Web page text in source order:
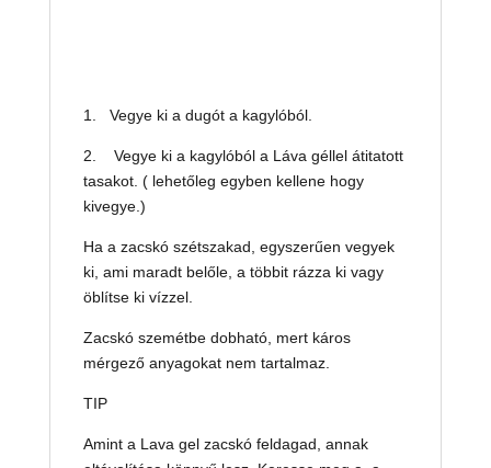
1. Vegye ki a dugót a kagylóból.
2. Vegye ki a kagylóból a Láva géllel átitatott
tasakot. ( lehetőleg egyben kellene hogy
kivegye.)
Ha a zacskó szétszakad, egyszerűen vegyek
ki, ami maradt belőle, a többit rázza ki vagy
öblítse ki vízzel.
Zacskó szemétbe dobható, mert káros
mérgező anyagokat nem tartalmaz.
TIP
Amint a Lava gel zacskó feldagad, annak